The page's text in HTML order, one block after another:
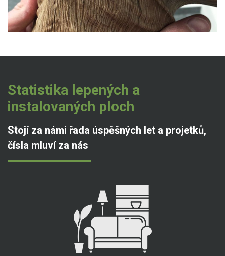
Statistika lepených a
instalovaných ploch
Stojí za námi řada úspěšných let a projetků,
čísla mluví za nás